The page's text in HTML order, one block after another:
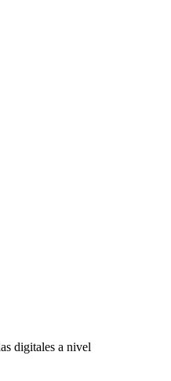
digitales a nivel